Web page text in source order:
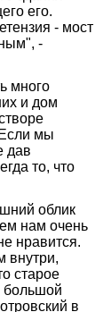
его.
- мост
-
много
и дом
мы
дав
то, что
облик
нам очень
нравится.
внутри,
старое
большой
в